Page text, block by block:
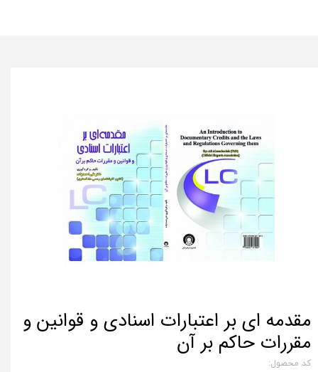
مقدمه ای بر اعتبارات اسنادی و قوانین و
مقررات حاکم بر آن
کد محصول: